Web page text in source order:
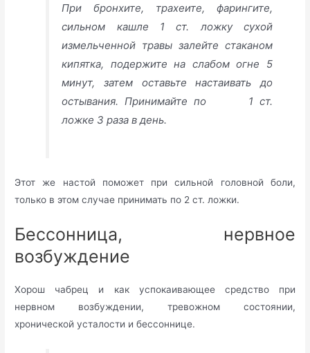
При бронхите, трахеите, фарингите,
сильном кашле 1 ст. ложку сухой
измельченной травы залейте стаканом
кипятка, подержите на слабом огне 5
минут, затем оставьте настаивать до
остывания. Принимайте по 1 ст.
ложке 3 раза в день.
Этот же настой поможет при сильной головной боли,
только в этом случае принимать по 2 ст. ложки.
Бессонница, нервное
возбуждение
Хорош чабрец и как успокаивающее средство при
нервном возбуждении, тревожном состоянии,
хронической усталости и бессоннице.